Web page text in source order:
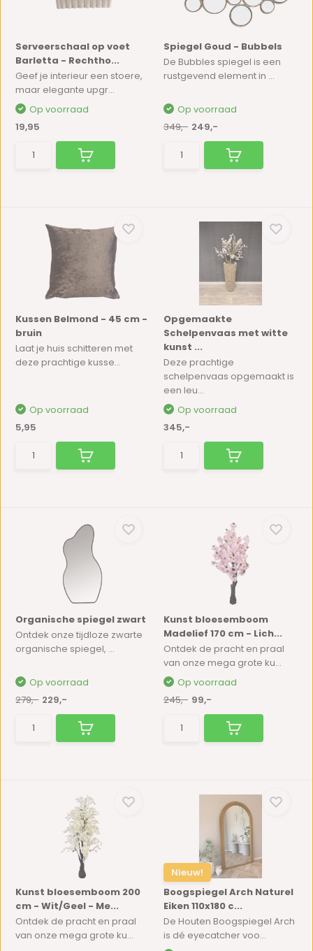
Serveerschaal op voet
Barletta - Rechtho...
Geef je interieur een stoere,
maar elegante upgr...
Op voorraad
19,95
Spiegel Goud - Bubbels
De Bubbles spiegel is een
rustgevend element in ...
Op voorraad
349,- 249,-
Kussen Belmond - 45 cm -
bruin
Laat je huis schitteren met
deze prachtige kusse...
Op voorraad
5,95
Opgemaakte
Schelpenvaas met witte
kunst ...
Deze prachtige
schelpenvaas opgemaakt is
een leu...
Op voorraad
345,-
Organische spiegel zwart
Ontdek onze tijdloze zwarte
organische spiegel, ...
Op voorraad
279,- 229,-
Kunst bloesemboom
Madelief 170 cm - Lich...
Ontdek de pracht en praal
van onze mega grote ku...
Op voorraad
245,- 99,-
Kunst bloesemboom 200
cm - Wit/Geel - Me...
Ontdek de pracht en praal
van onze mega grote ku...
Nieuw!
Boogspiegel Arch Naturel
Eiken 110x180 c...
De Houten Boogspiegel Arch
is dé eyecatcher voo...